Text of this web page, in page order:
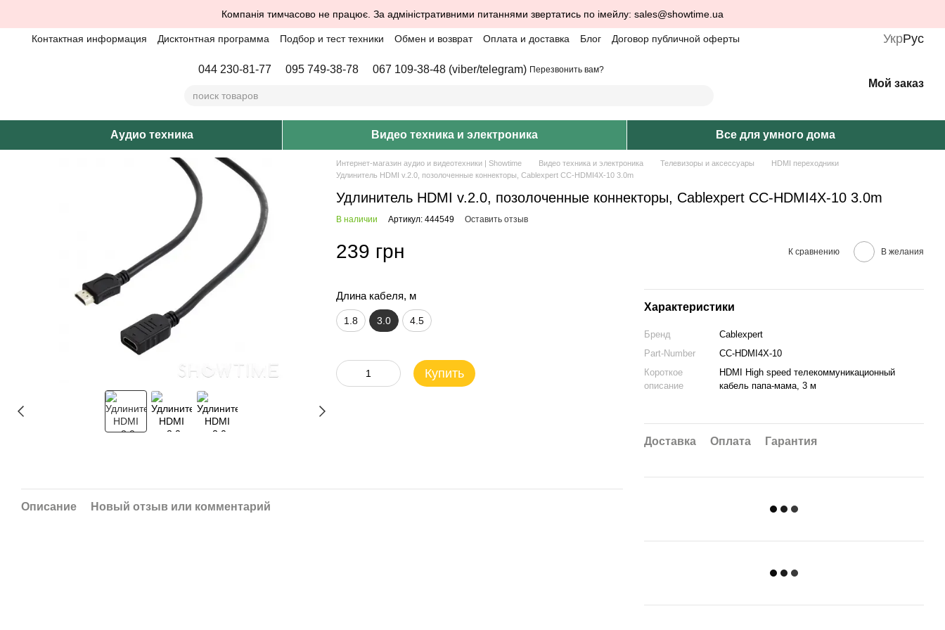
Компанія тимчасово не працює. За адміністративними питаннями звертатись по імейлу: sales@showtime.ua
Контактная информация Дисктонтная программа Подбор и тест техники Обмен и возврат Оплата и доставка Блог Договор публичной оферты УкрРус
044 230-81-77 095 749-38-78 067 109-38-48 (viber/telegram) Перезвонить вам?
Мой заказ
Аудио техника Видео техника и электроника Все для умного дома
Интернет-магазин аудио и видеотехники | Showtime Видео техника и электроника Телевизоры и аксессуары
HDMI переходники
Удлинитель HDMI v.2.0, позолоченные коннекторы, Cablexpert CC-HDMI4X-10 3.0m
Удлинитель HDMI v.2.0, позолоченные коннекторы, Cablexpert CC-HDMI4X-10 3.0m
В наличии Артикул: 444549 Оставить отзыв
239 грн К сравнению В желания
Длина кабеля, м
1.8 3.0 4.5
Купить
Характеристики
Бренд
Cablexpert
Part-Number
CC-HDMI4X-10
Короткое
описание
HDMI High speed телекоммуникационный
кабель папа-мама, 3 м
Доставка Оплата Гарантия
Описание Новый отзыв или комментарий